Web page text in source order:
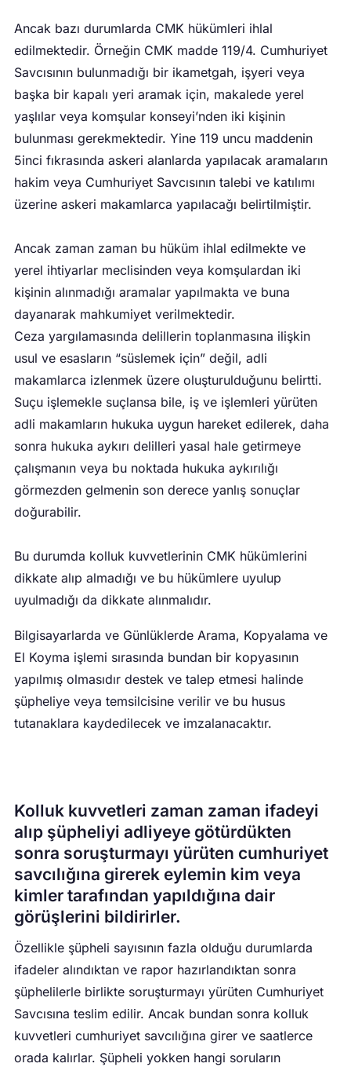
Ancak bazı durumlarda CMK hükümleri ihlal
edilmektedir. Örneğin CMK madde 119/4. Cumhuriyet
Savcısının bulunmadığı bir ikametgah, işyeri veya
başka bir kapalı yeri aramak için, makalede yerel
yaşlılar veya komşular konseyi’nden iki kişinin
bulunması gerekmektedir. Yine 119 uncu maddenin
5inci fıkrasında askeri alanlarda yapılacak aramaların
hakim veya Cumhuriyet Savcısının talebi ve katılımı
üzerine askeri makamlarca yapılacağı belirtilmiştir.
Ancak zaman zaman bu hüküm ihlal edilmekte ve
yerel ihtiyarlar meclisinden veya komşulardan iki
kişinin alınmadığı aramalar yapılmakta ve buna
dayanarak mahkumiyet verilmektedir.
Ceza yargılamasında delillerin toplanmasına ilişkin
usul ve esasların “süslemek için” değil, adli
makamlarca izlenmek üzere oluşturulduğunu belirtti.
Suçu işlemekle suçlansa bile, iş ve işlemleri yürüten
adli makamların hukuka uygun hareket edilerek, daha
sonra hukuka aykırı delilleri yasal hale getirmeye
çalışmanın veya bu noktada hukuka aykırılığı
görmezden gelmenin son derece yanlış sonuçlar
doğurabilir.
Bu durumda kolluk kuvvetlerinin CMK hükümlerini
dikkate alıp almadığı ve bu hükümlere uyulup
uyulmadığı da dikkate alınmalıdır.
Bilgisayarlarda ve Günlüklerde Arama, Kopyalama ve
El Koyma işlemi sırasında bundan bir kopyasının
yapılmış olmasıdır destek ve talep etmesi halinde
şüpheliye veya temsilcisine verilir ve bu husus
tutanaklara kaydedilecek ve imzalanacaktır.
Kolluk kuvvetleri zaman zaman ifadeyi
alıp şüpheliyi adliyeye götürdükten
sonra soruşturmayı yürüten cumhuriyet
savcılığına girerek eylemin kim veya
kimler tarafından yapıldığına dair
görüşlerini bildirirler.
Özellikle şüpheli sayısının fazla olduğu durumlarda
ifadeler alındıktan ve rapor hazırlandıktan sonra
şüphelilerle birlikte soruşturmayı yürüten Cumhuriyet
Savcısına teslim edilir. Ancak bundan sonra kolluk
kuvvetleri cumhuriyet savcılığına girer ve saatlerce
orada kalırlar. Şüpheli yokken hangi soruların